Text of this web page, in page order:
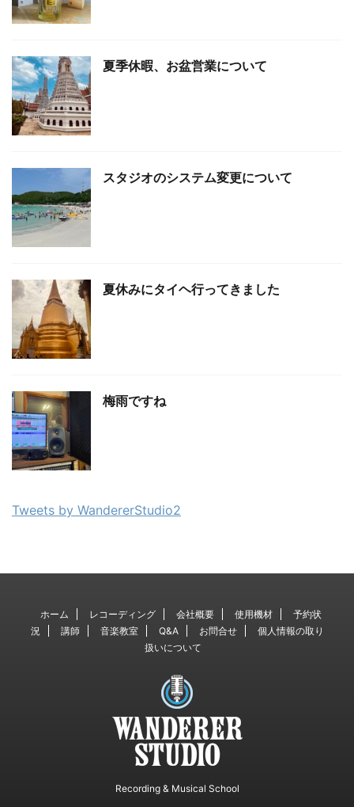
夏季休暇、お盆営業について
スタジオのシステム変更について
夏休みにタイヘ行ってきました
梅雨ですね
Tweets by WandererStudio2
ホーム レコーディング 会社概要 使用機材
予約状
況
講師 音楽教室 Q&A お問合せ
個人情報の取り
扱いについて
Recording & Musical School